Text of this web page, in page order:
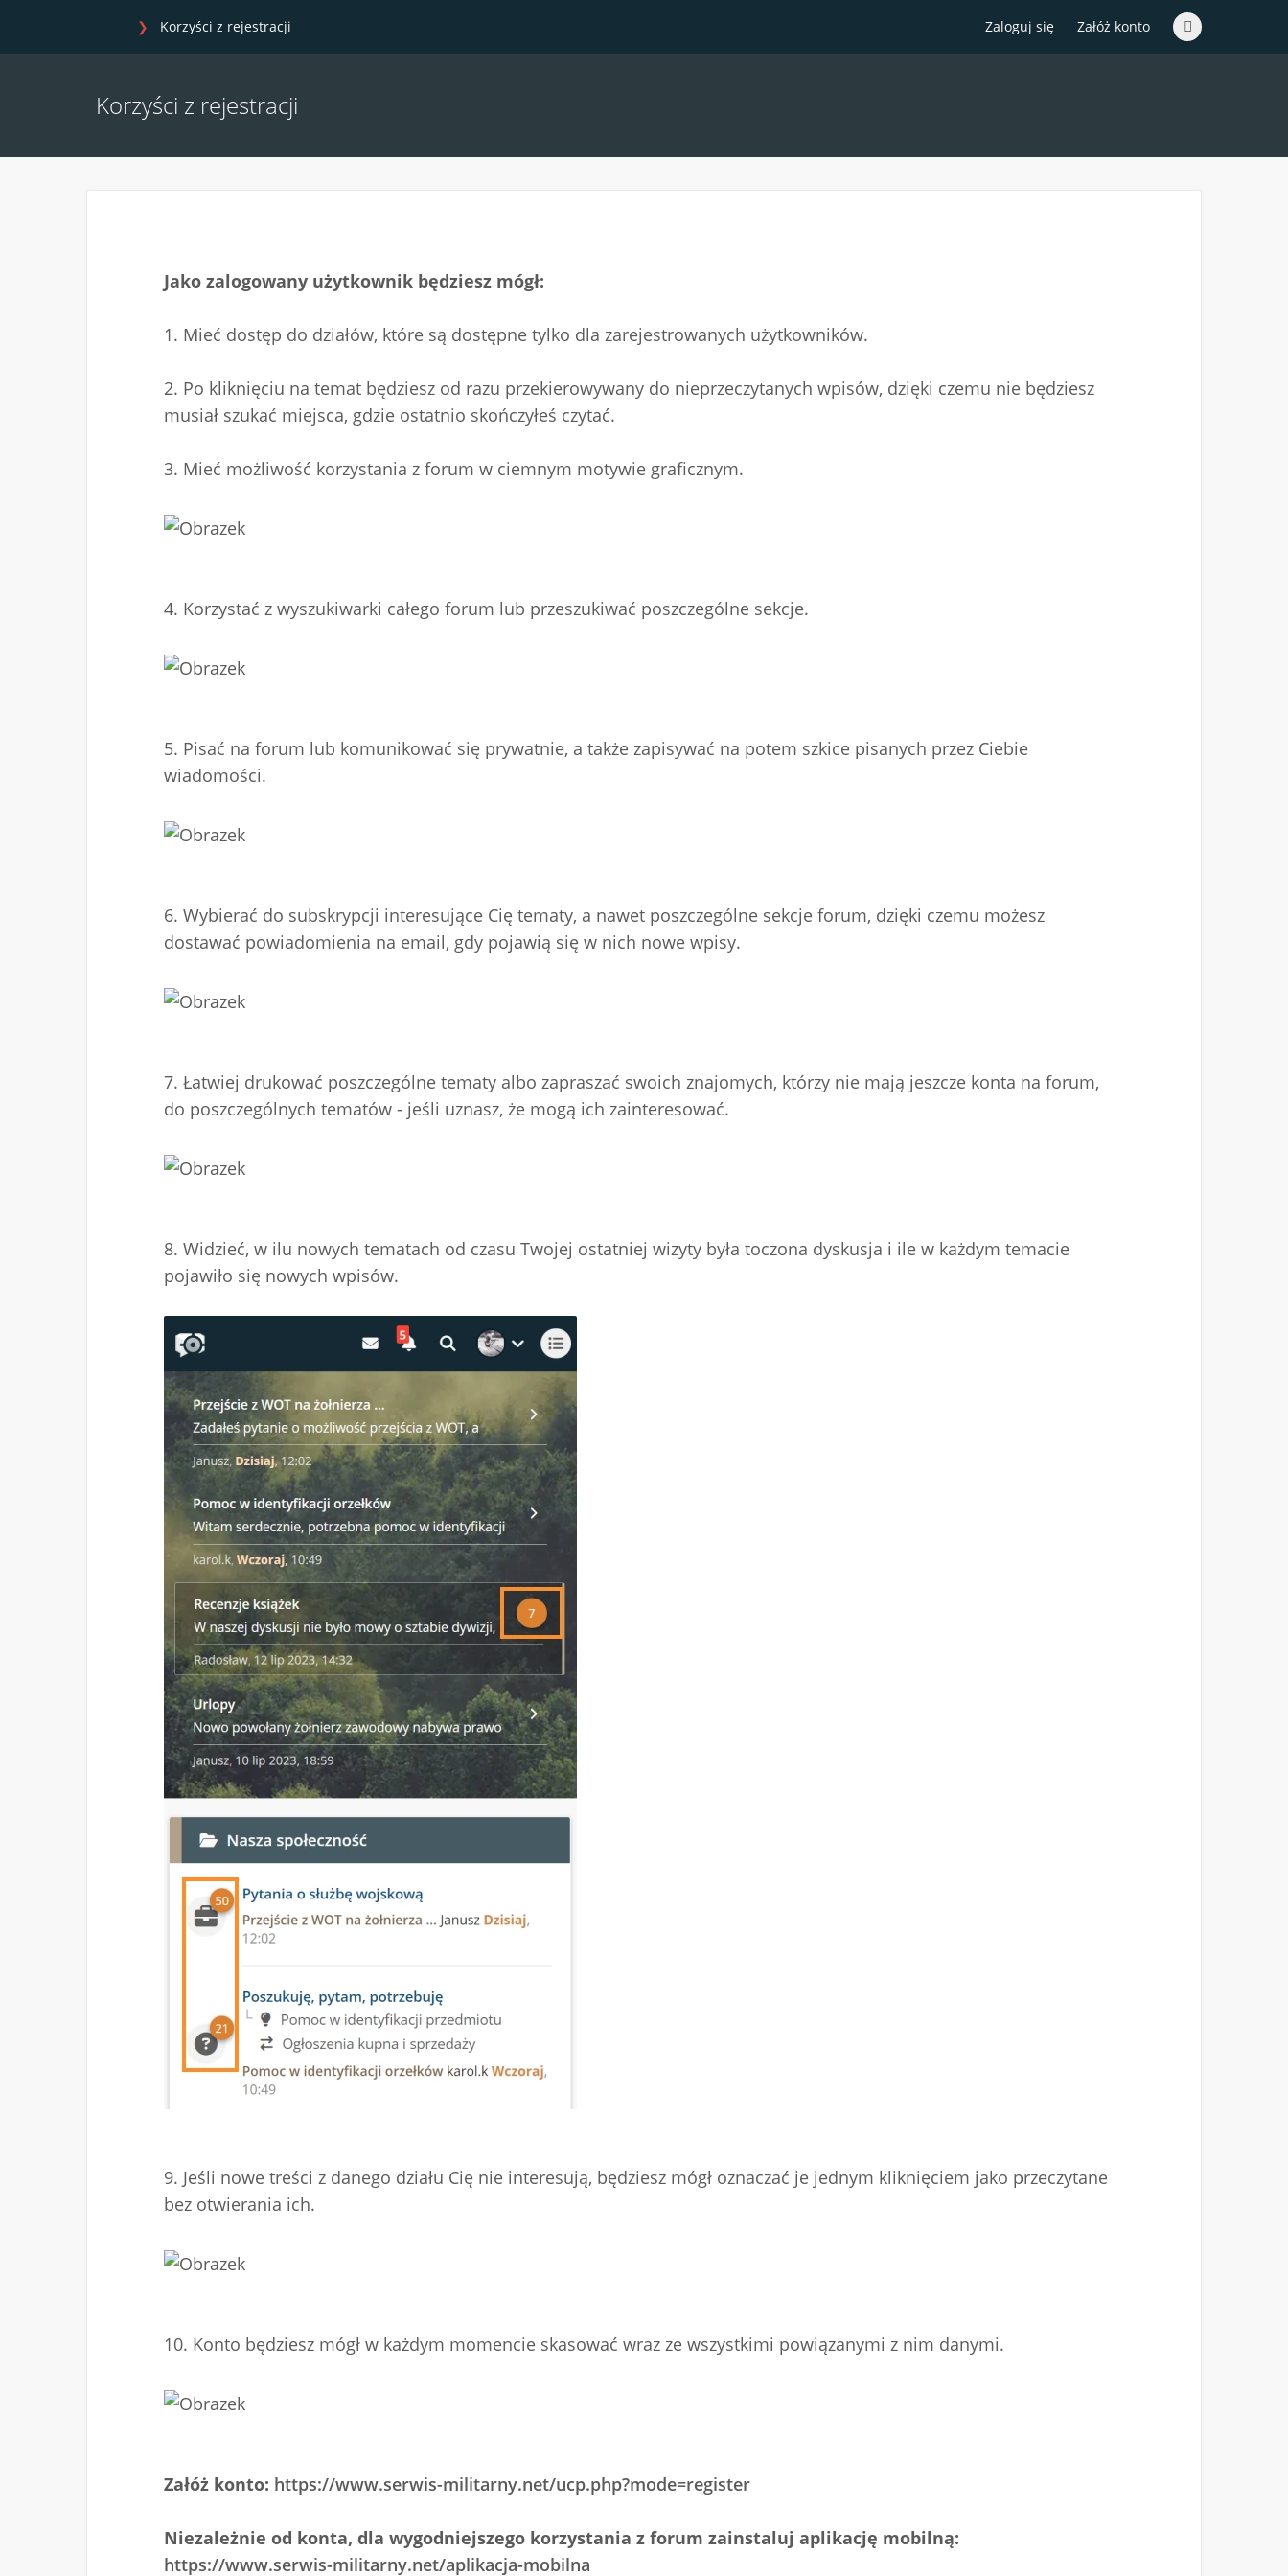
Zaloguj się Załóż konto
Korzyści z rejestracji
Korzyści z rejestracji
Jako zalogowany użytkownik będziesz mógł:
1. Mieć dostęp do działów, które są dostępne tylko dla zarejestrowanych użytkowników.
2. Po kliknięciu na temat będziesz od razu przekierowywany do nieprzeczytanych wpisów, dzięki czemu nie będziesz
musiał szukać miejsca, gdzie ostatnio skończyłeś czytać.
3. Mieć możliwość korzystania z forum w ciemnym motywie graficznym.
4. Korzystać z wyszukiwarki całego forum lub przeszukiwać poszczególne sekcje.
5. Pisać na forum lub komunikować się prywatnie, a także zapisywać na potem szkice pisanych przez Ciebie
wiadomości.
6. Wybierać do subskrypcji interesujące Cię tematy, a nawet poszczególne sekcje forum, dzięki czemu możesz
dostawać powiadomienia na email, gdy pojawią się w nich nowe wpisy.
7. Łatwiej drukować poszczególne tematy albo zapraszać swoich znajomych, którzy nie mają jeszcze konta na forum,
do poszczególnych tematów - jeśli uznasz, że mogą ich zainteresować.
8. Widzieć, w ilu nowych tematach od czasu Twojej ostatniej wizyty była toczona dyskusja i ile w każdym temacie
pojawiło się nowych wpisów.
9. Jeśli nowe treści z danego działu Cię nie interesują, będziesz mógł oznaczać je jednym kliknięciem jako przeczytane
bez otwierania ich.
10. Konto będziesz mógł w każdym momencie skasować wraz ze wszystkimi powiązanymi z nim danymi.
Załóż konto: https://www.serwis-militarny.net/ucp.php?mode=register
Niezależnie od konta, dla wygodniejszego korzystania z forum zainstaluj aplikację mobilną:
https://www.serwis-militarny.net/aplikacja-mobilna